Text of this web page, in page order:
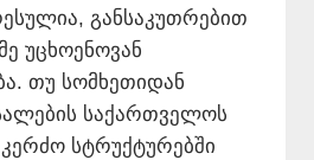
განსაკუთრებით
უცხოენოვან
თუ სომხეთიდან
საქართველოს
სტრუქტურებში